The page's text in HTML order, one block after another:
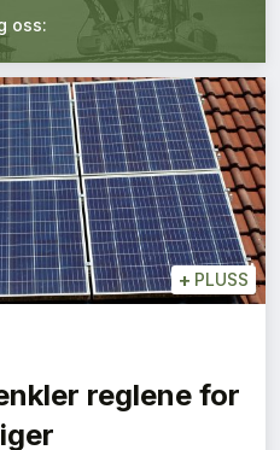
oss:
+ PLUSS
reglene for